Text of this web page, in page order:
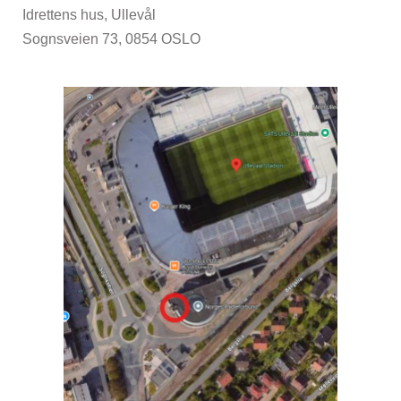
Idrettens hus, Ullevål
Sognsveien 73, 0854 OSLO